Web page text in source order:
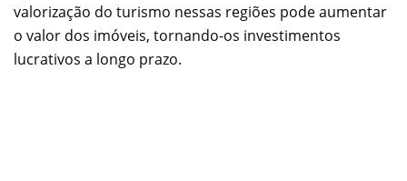
valorização do turismo nessas regiões pode aumentar
o valor dos imóveis, tornando-os investimentos
lucrativos a longo prazo.